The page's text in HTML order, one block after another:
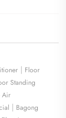
| Floor
Standing
Air
| Bagong